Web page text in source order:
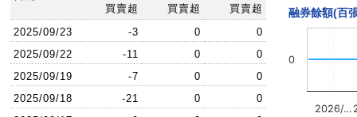
買賣超 買賣超
買賣超
2025/09/23
-3 0
0
2025/09/22
-11 0
0
2025/09/19
-7 0
0
2025/09/18
-21 0
0
融券餘額(百
2026/…
0